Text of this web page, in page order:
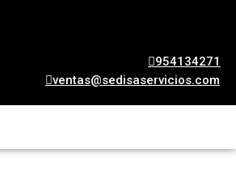
954134271
ventas@sedisaservicios.com